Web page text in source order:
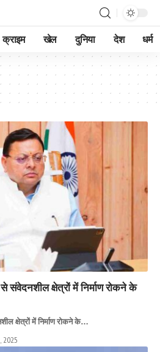
क्राइम खेल दुनिया देश धर्म
संवेदनशील क्षेत्रों में निर्माण रोकने के
क्षेत्रों में निर्माण रोकने के…
2025